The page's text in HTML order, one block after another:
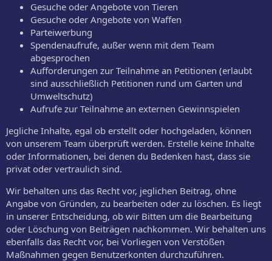
Gesuche oder Angebote von Tieren
Gesuche oder Angebote von Waffen
Parteiwerbung
Spendenaufrufe, außer wenn mit dem Team
abgesprochen
Aufforderungen zur Teilnahme an Petitionen (erlaubt
sind ausschließlich Petitionen rund um Garten und
Umweltschutz)
Aufrufe zur Teilnahme an externen Gewinnspielen
Jegliche Inhalte, egal ob erstellt oder hochgeladen, können
von unserem Team überprüft werden. Erstelle keine Inhalte
oder Informationen, bei denen du Bedenken hast, dass sie
privat oder vertraulich sind.
Wir behalten uns das Recht vor, jeglichen Beitrag, ohne
Angabe von Gründen, zu bearbeiten oder zu löschen. Es liegt
in unserer Entscheidung, ob wir Bitten um die Bearbeitung
oder Löschung von Beiträgen nachkommen. Wir behalten uns
ebenfalls das Recht vor, bei Vorliegen von Verstößen
Maßnahmen gegen Benutzerkonten durchzuführen.